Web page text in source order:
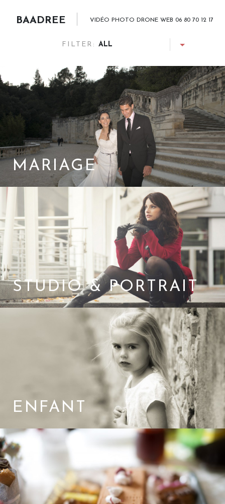
BAADREE VIDÉO PHOTO DRONE WEB 06 80 70 12 17
FILTER: ALL
MARIAGE
STUDIO & PORTRAIT
ENFANT